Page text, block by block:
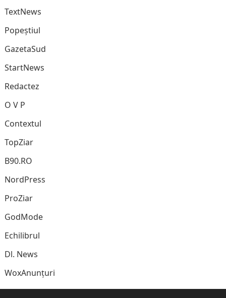
TextNews
Popeștiul
GazetaSud
StartNews
Redactez
O V P
Contextul
TopZiar
B90.RO
NordPress
ProZiar
GodMode
Echilibrul
Dl. News
WoxAnunțuri